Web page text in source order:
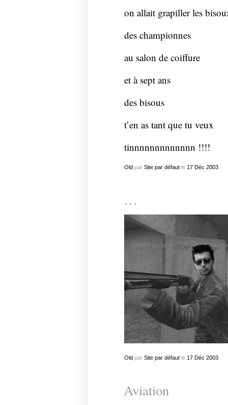
on allait grapiller les
des championnes
au salon de coiffure
et à sept ans
des bisous
t’en as tant que tu veux
tinnnnnnnnnnnnn !!!!
Old par Site par défautle 17 Déc 2003
…
Oldpar Site par défautle 17 Déc 2003
Aviation